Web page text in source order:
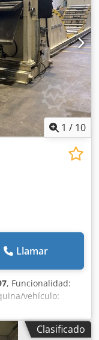
1 / 10
Llamar
, Funcionalidad:
vehículo:
la bobina:1.800
mm, altura del
Clasificado